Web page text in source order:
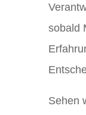
sobald
Sehen